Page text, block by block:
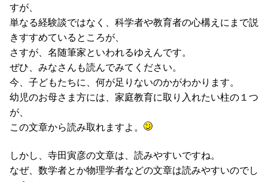
すが、
単なる経験談ではなく、科学者や教育者の心構えにまで説
きすすめているところが、
さすが、名随筆家といわれるゆえんです。
ぜひ、みなさんも読んでみてください。
今、子どもたちに、何が足りないのかがわかります。
幼児のお母さま方には、家庭教育に取り入れたい柱の１つ
が、
この文章から読み取れますよ。
しかし、寺田寅彦の文章は、読みやすいですね。
なぜ、数学者とか物理学者などの文章は読みやすいのでし